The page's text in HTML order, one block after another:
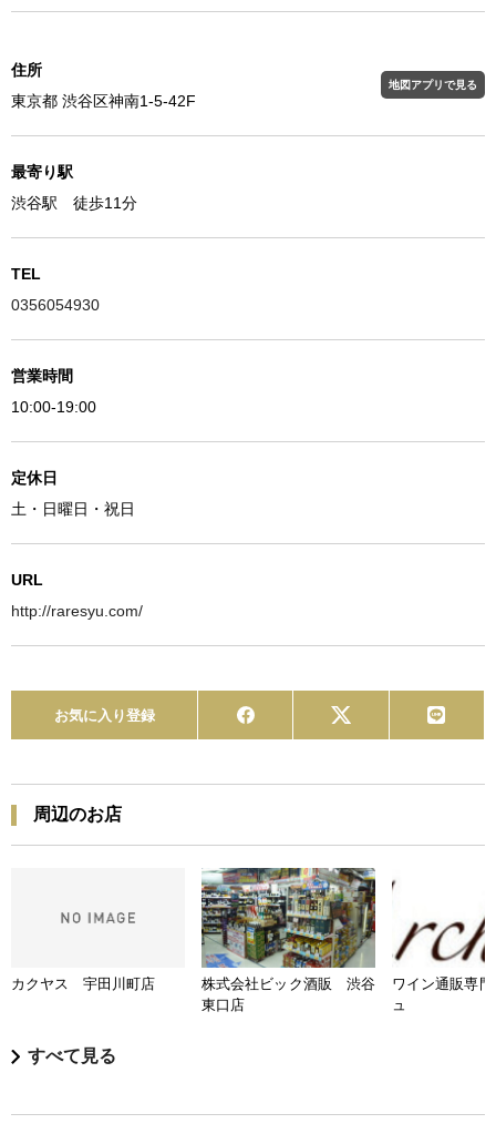
住所
東京都 渋谷区神南1-5-42F
地図アプリで見る
最寄り駅
渋谷駅 徒歩11分
TEL
0356054930
営業時間
10:00-19:00
定休日
土・日曜日・祝日
URL
http://raresyu.com/
お気に入り登録
周辺のお店
カクヤス 宇田川町店
株式会社ビック酒販 渋谷
東口店
ワイン通販専
ュ
すべて見る